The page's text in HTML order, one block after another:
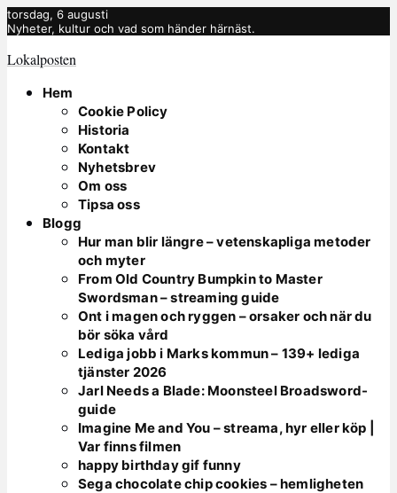
torsdag, 6 augusti
Nyheter, kultur och vad som händer härnäst.
Lokalposten
Hem
Cookie Policy
Historia
Kontakt
Nyhetsbrev
Om oss
Tipsa oss
Blogg
Hur man blir längre – vetenskapliga metoder
och myter
From Old Country Bumpkin to Master
Swordsman – streaming guide
Ont i magen och ryggen – orsaker och när du
bör söka vård
Lediga jobb i Marks kommun – 139+ lediga
tjänster 2026
Jarl Needs a Blade: Moonsteel Broadsword-
guide
Imagine Me and You – streama, hyr eller köp |
Var finns filmen
happy birthday gif funny
Sega chocolate chip cookies – hemligheten